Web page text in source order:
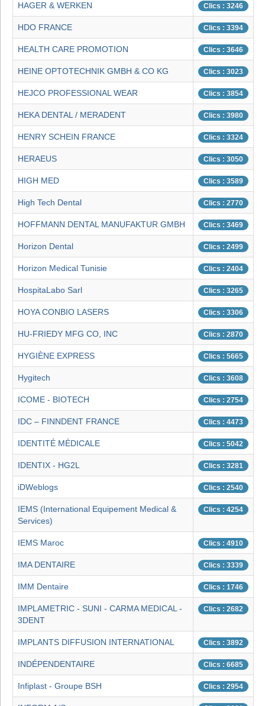
HAGER & WERKEN Clics : 3246
HDO FRANCE Clics : 3394
HEALTH CARE PROMOTION Clics : 3646
HEINE OPTOTECHNIK GMBH & CO KG Clics : 3023
HEJCO PROFESSIONAL WEAR Clics : 3854
HEKA DENTAL / MERADENT Clics : 3980
HENRY SCHEIN FRANCE Clics : 3324
HERAEUS Clics : 3050
HIGH MED Clics : 3589
High Tech Dental Clics : 2770
HOFFMANN DENTAL MANUFAKTUR GMBH Clics : 3469
Horizon Dental Clics : 2499
Horizon Medical Tunisie Clics : 2404
HospitaLabo Sarl Clics : 3265
HOYA CONBIO LASERS Clics : 3306
HU-FRIEDY MFG CO, INC Clics : 2870
HYGIÈNE EXPRESS Clics : 5665
Hygitech Clics : 3608
ICOME - BIOTECH Clics : 2754
IDC – FINNDENT FRANCE Clics : 4473
IDENTITÉ MÉDICALE Clics : 5042
IDENTIX - HG2L Clics : 3281
iDWeblogs Clics : 2540
IEMS (International Equipement Medical &
Services)
Clics : 4254
IEMS Maroc Clics : 4910
IMA DENTAIRE Clics : 3339
IMM Dentaire Clics : 1746
IMPLAMETRIC - SUNI - CARMA MEDICAL -
3DENT
Clics : 2682
IMPLANTS DIFFUSION INTERNATIONAL Clics : 3892
INDÉPENDENTAIRE Clics : 6685
Infiplast - Groupe BSH Clics : 2954